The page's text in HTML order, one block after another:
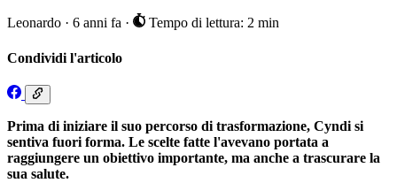
Leonardo · 6 anni fa · Tempo di lettura: 2 min
Condividi l'articolo
Prima di iniziare il suo percorso di trasformazione, Cyndi si
sentiva fuori forma. Le scelte fatte l'avevano portata a
raggiungere un obiettivo importante, ma anche a trascurare la
sua salute.